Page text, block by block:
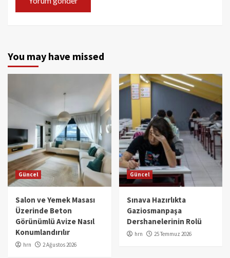
You may have missed
Güncel
Salon ve Yemek Masası
Üzerinde Beton
Görünümlü Avize Nasıl
Konumlandırılır
hrn 2 Ağustos 2026
Güncel
Sınava Hazırlıkta
Gaziosmanpaşa
Dershanelerinin Rolü
hrn 25 Temmuz 2026